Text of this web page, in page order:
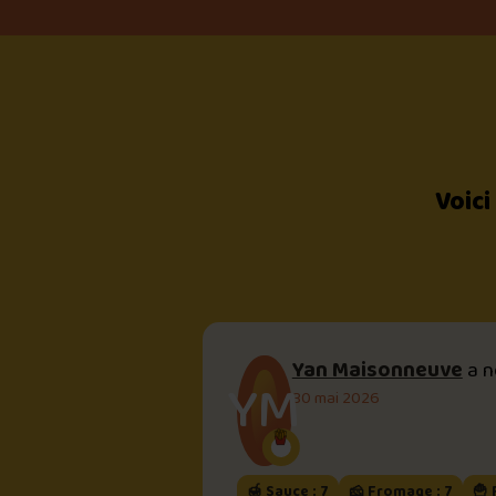
YMYan Maisonneuvea
30 mai 2026